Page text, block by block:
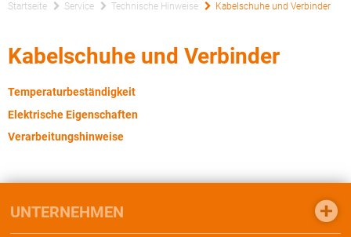
Startseite Service Technische Hinweise Kabelschuhe und Verbinder
Kabelschuhe und Verbinder
Temperaturbeständigkeit
Elektrische Eigenschaften
Verarbeitungshinweise
UNTERNEHMEN